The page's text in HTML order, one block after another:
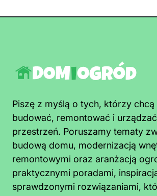
Piszę z myślą o tych, którzy chcą
budować, remontować i
przestrzeń. Poruszamy tematy
budową domu, modernizacją
remontowymi oraz aranżacją
praktycznymi poradami,
sprawdzonymi rozwiązaniami,